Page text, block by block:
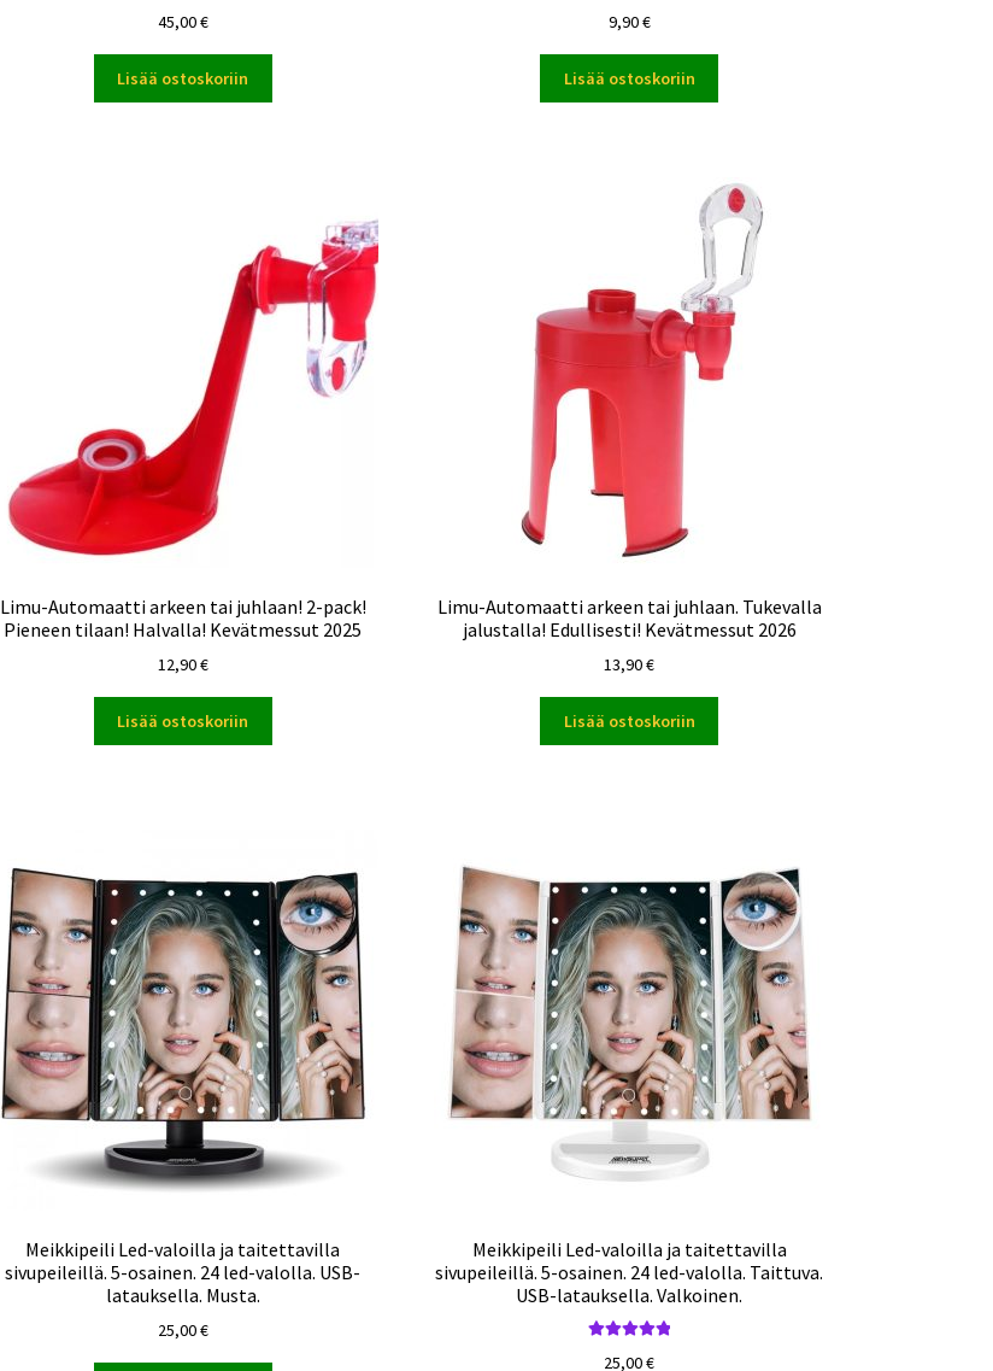
45,00€
Lisää ostoskoriin
9,90€
Lisää ostoskoriin
Limu-Automaatti arkeen tai juhlaan! 2-pack!
Pieneen tilaan! Halvalla! Kevätmessut 2025
12,90€
Lisää ostoskoriin
Limu-Automaatti arkeen tai juhlaan. Tukevalla
jalustalla! Edullisesti! Kevätmessut 2026
13,90€
Lisää ostoskoriin
Meikkipeili Led-valoilla ja taitettavilla
sivupeileillä. 5-osainen. 24 led-valolla. USB-
latauksella. Musta.
25,00€
Meikkipeili Led-valoilla ja taitettavilla
sivupeileillä. 5-osainen. 24 led-valolla. Taittuva.
USB-latauksella. Valkoinen.
25,00€